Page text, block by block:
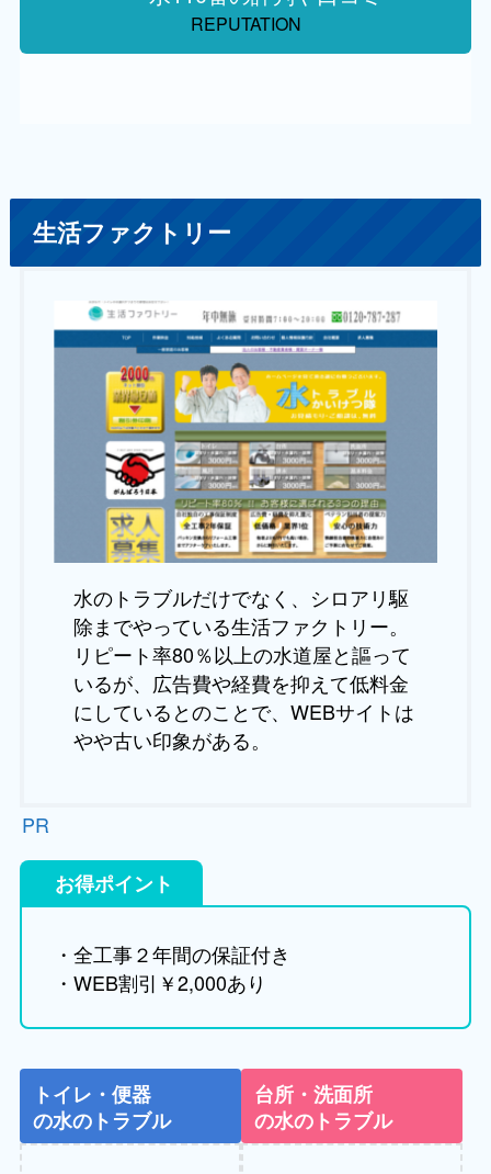
REPUTATION
生活ファクトリー
水のトラブルだけでなく、シロアリ駆
除までやっている生活ファクトリー。
リピート率80％以上の水道屋と謳って
いるが、広告費や経費を抑えて低料金
にしているとのことで、WEBサイトは
やや古い印象がある。
PR
お得ポイント
・全工事２年間の保証付き
・WEB割引￥2,000あり
トイレ・便器
の水のトラブル
台所・洗面所
の水のトラブル